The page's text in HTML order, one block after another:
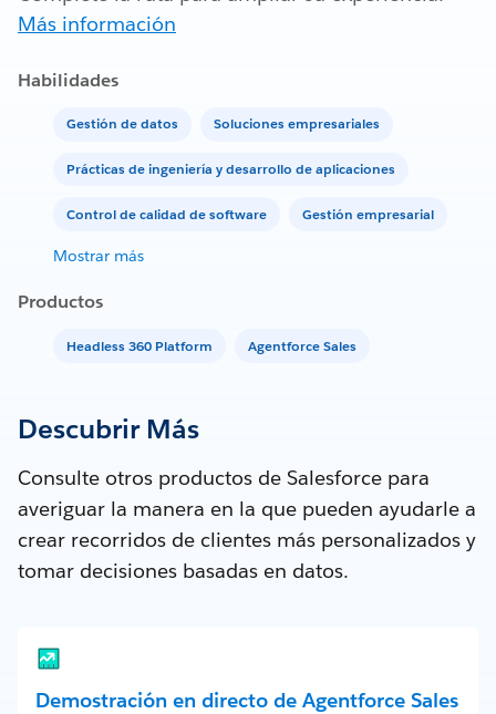
Más información
Habilidades
Gestión de datos Soluciones empresariales
Prácticas de ingeniería y desarrollo de aplicaciones
Control de calidad de software Gestión empresarial
Mostrar más
Productos
Headless 360 Platform Agentforce Sales
Descubrir Más
Consulte otros productos de Salesforce para
averiguar la manera en la que pueden ayudarle a
crear recorridos de clientes más personalizados y
tomar decisiones basadas en datos.
Demostración en directo de Agentforce Sales